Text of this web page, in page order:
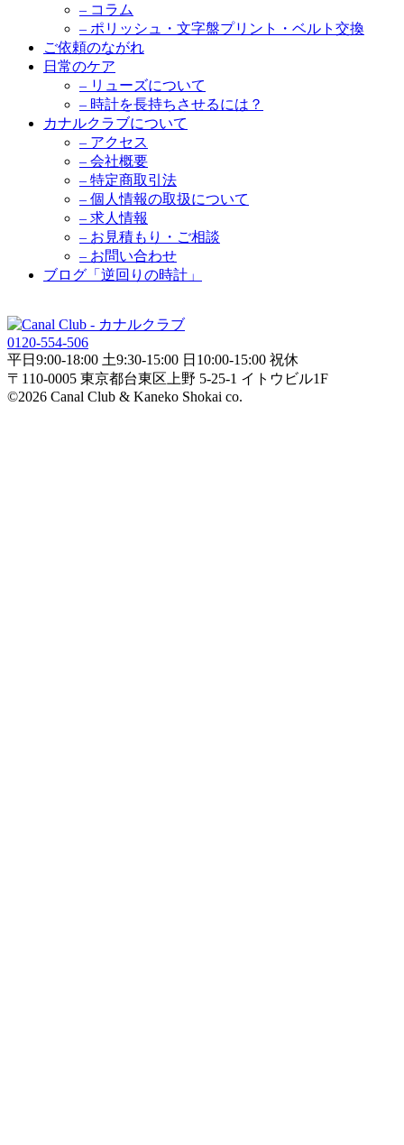
– コラム
– ポリッシュ・文字盤プリント・ベルト交換
ご依頼のながれ
日常のケア
– リューズについて
– 時計を長持ちさせるには？
カナルクラブについて
– アクセス
– 会社概要
– 特定商取引法
– 個人情報の取扱について
– 求人情報
– お見積もり・ご相談
– お問い合わせ
ブログ「逆回りの時計」
0120-554-506
平日9:00-18:00 土9:30-15:00 日10:00-15:00 祝休
〒110-0005 東京都台東区上野 5-25-1 イトウビル1F
©2026 Canal Club & Kaneko Shokai co.